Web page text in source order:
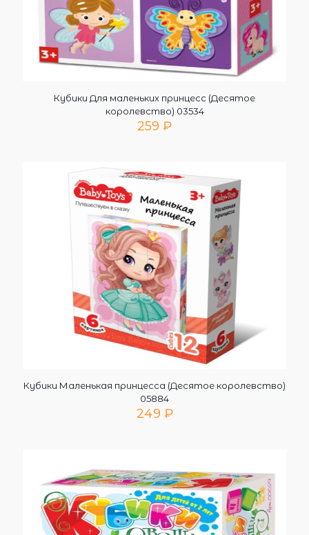
Кубики Для маленьких принцесс (Десятое
королевство) 03534
259 ₽
Кубики Маленькая принцесса (Десятое королевство)
05884
249 ₽